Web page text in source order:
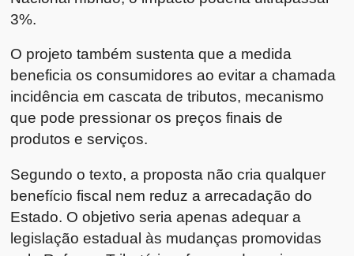
3%.
O projeto também sustenta que a medida
beneficia os consumidores ao evitar a chamada
incidência em cascata de tributos, mecanismo
que pode pressionar os preços finais de
produtos e serviços.
Segundo o texto, a proposta não cria qualquer
benefício fiscal nem reduz a arrecadação do
Estado. O objetivo seria apenas adequar a
legislação estadual às mudanças promovidas